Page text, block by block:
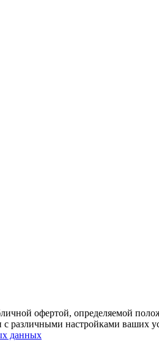
офертой, определяемой
различными настройками ваших
данных